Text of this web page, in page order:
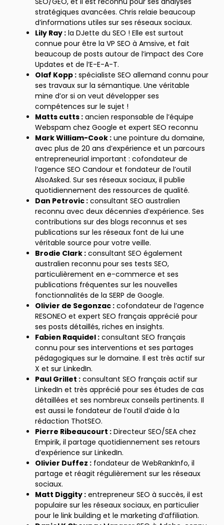
stratégiques avancées. Chris relaie beaucoup
d’informations utiles sur ses réseaux sociaux.
Lily Ray : la DJette du SEO ! Elle est surtout
connue pour être la VP SEO à Amsive, et fait
beaucoup de posts autour de l’impact des Core
Updates et de l’E-E-A-T.
Olaf Kopp : spécialiste SEO allemand connu pour
ses travaux sur la sémantique. Une véritable
mine d’or si on veut développer ses
compétences sur le sujet !
Matts cutts : ancien responsable de l’équipe
Webspam chez Google et expert SEO reconnu
Mark William-Cook : une pointure du domaine,
avec plus de 20 ans d’expérience et un parcours
entrepreneurial important : cofondateur de
l’agence SEO Candour et fondateur de l’outil
AlsoAsked. Sur ses réseaux sociaux, il publie
quotidiennement des ressources de qualité.
Dan Petrovic : consultant SEO australien
reconnu avec deux décennies d’expérience. Ses
contributions sur des blogs reconnus et ses
publications sur les réseaux font de lui une
véritable source pour votre veille.
Brodie Clark : consultant SEO également
australien reconnu pour ses tests SEO,
particulièrement en e-commerce et ses
publications fréquentes sur les nouvelles
fonctionnalités de la SERP de Google.
Olivier de Segonzac : cofondateur de l’agence
RESONEO et expert SEO français apprécié pour
ses posts détaillés, riches en insights.
Fabien Raquidel : consultant SEO français
connu pour ses interventions et ses partages
pédagogiques sur le domaine. Il est très actif sur
X et sur LinkedIn.
Paul Grillet : consultant SEO français actif sur
LinkedIn et très apprécié pour ses études de cas
détaillées et ses nombreux conseils pertinents. Il
est aussi le fondateur de l’outil d’aide à la
rédaction ThotSEO.
Pierre Ribeaucourt : Directeur SEO/SEA chez
Empirik, il partage quotidiennement ses retours
d’expérience sur LinkedIn.
Olivier Duffez : fondateur de WebRankInfo, il
partage et réagit régulièrement sur les réseaux
sociaux.
Matt Diggity : entrepreneur SEO à succès, il est
populaire sur les réseaux sociaux, en particulier
pour le link building et le marketing d’affiliation.